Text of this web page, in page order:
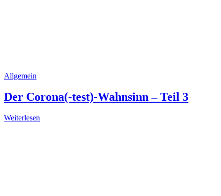
Allgemein
Der Corona(-test)-Wahnsinn – Teil 3
Weiterlesen